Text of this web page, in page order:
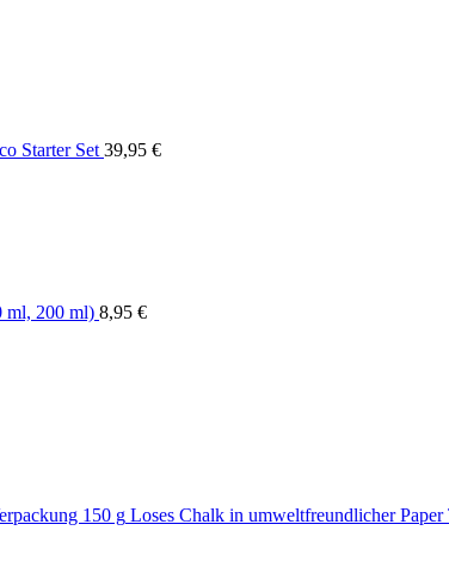
Starter Set 39,95 €
ml, 200 ml) 8,95 €
Loses Chalk in umweltfreundlicher